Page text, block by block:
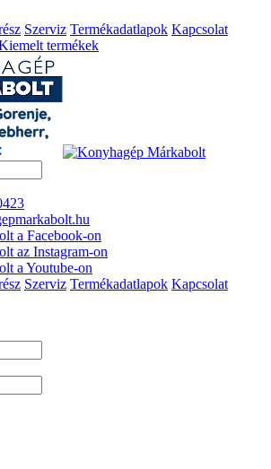
Szerviz Termékadatlapok Kapcsolat
termékek
Szerviz Termékadatlapok Kapcsolat